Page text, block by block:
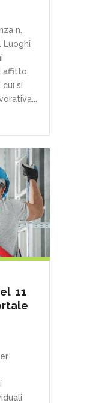
n.
Luoghi
si
11